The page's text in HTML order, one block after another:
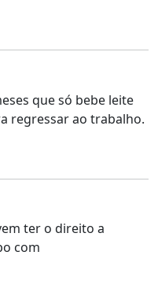
que só bebe leite
regressar ao trabalho.
ter o direito a
com